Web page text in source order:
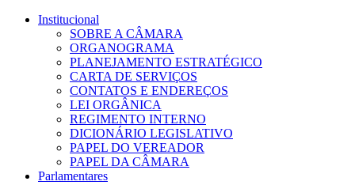
Institucional
SOBRE A CÂMARA
ORGANOGRAMA
PLANEJAMENTO ESTRATÉGICO
CARTA DE SERVIÇOS
CONTATOS E ENDEREÇOS
LEI ORGÂNICA
REGIMENTO INTERNO
DICIONÁRIO LEGISLATIVO
PAPEL DO VEREADOR
PAPEL DA CÂMARA
Parlamentares